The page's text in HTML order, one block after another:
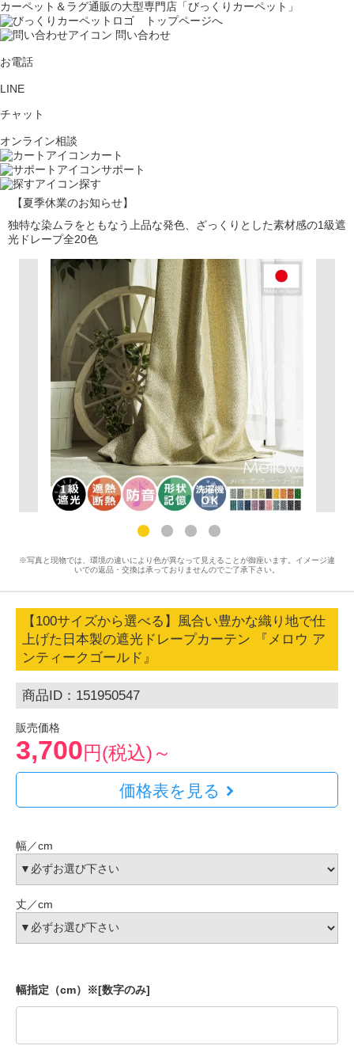
カーペット＆ラグ通販の大型専門店「びっくりカーペット」
問い合わせ
お電話
LINE
チャット
オンライン相談
カート
サポート
探す
【夏季休業のお知らせ】
独特な染ムラをともなう上品な発色、ざっくりとした素材感の1級遮
光ドレープ全20色
※写真と現物では、環境の違いにより色が異なって見えることが御座います。イメージ違
いでの返品・交換は承っておりませんのでご了承下さい。
【100サイズから選べる】風合い豊かな織り地で仕
上げた日本製の遮光ドレープカーテン 『メロウ ア
ンティークゴールド』
商品ID：151950547
販売価格
3,700円(税込)～
価格表を見る
幅／cm
丈／cm
幅指定（cm）※[数字のみ]